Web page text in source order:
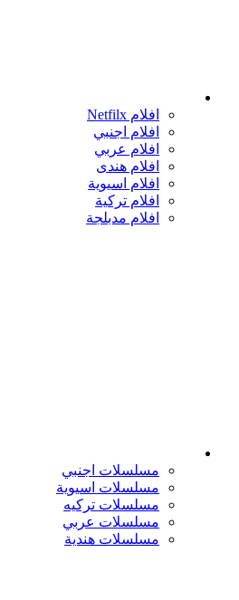
افلام Netfilx
افلام اجنبي
افلام عربي
افلام هندى
افلام اسيوية
افلام تركية
افلام مدبلجة
مسلسلات اجنبي
مسلسلات اسيوية
مسلسلات تركيه
مسلسلات عربي
مسلسلات هندية